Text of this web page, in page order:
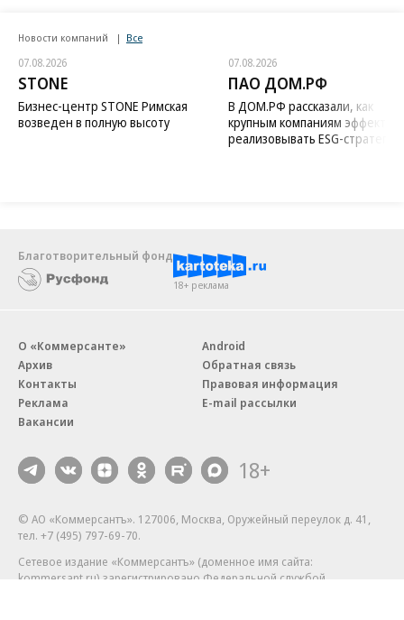
Новости компаний Все
07.08.2026
STONE
Бизнес-центр STONE Римская
возведен в полную высоту
07.08.2026
ПАО ДОМ.РФ
В ДОМ.РФ рассказали, как
крупным компаниям
реализовывать ESG-стратегию
Благотворительный фонд
18+ реклама
О «Коммерсанте»
Архив
Контакты
Реклама
Вакансии
Android
Обратная связь
Правовая информация
E-mail рассылки
18+
© АО «Коммерсантъ». 127006, Москва, Оружейный переулок д. 41,
тел. +7 (495) 797-69-70.
Сетевое издание «Коммерсантъ» (доменное имя сайта:
kommersant.ru) зарегистрировано Федеральной службой